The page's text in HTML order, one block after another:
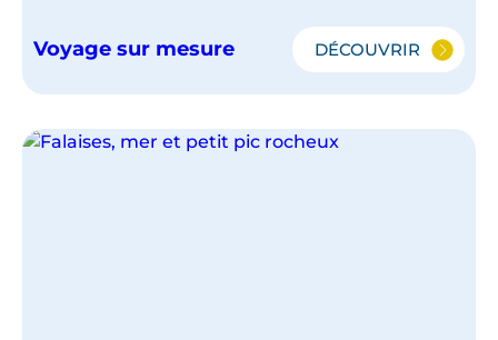
Voyage sur mesure DÉCOUVRIR
ESCAPADE